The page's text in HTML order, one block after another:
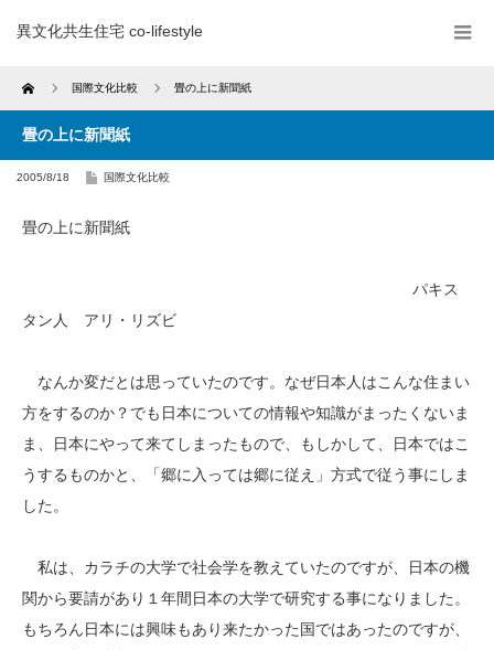
異文化共生住宅 co-lifestyle
Home 国際文化比較 畳の上に新聞紙
畳の上に新聞紙
2005/8/18 国際文化比較
畳の上に新聞紙
パキス
タン人 アリ・リズビ
なんか変だとは思っていたのです。なぜ日本人はこんな住まい
方をするのか？でも日本についての情報や知識がまったくないま
ま、日本にやって来てしまったもので、もしかして、日本ではこ
うするものかと、「郷に入っては郷に従え」方式で従う事にしま
した。
私は、カラチの大学で社会学を教えていたのですが、日本の機
関から要請があり１年間日本の大学で研究する事になりました。
もちろん日本には興味もあり来たかった国ではあったのですが、